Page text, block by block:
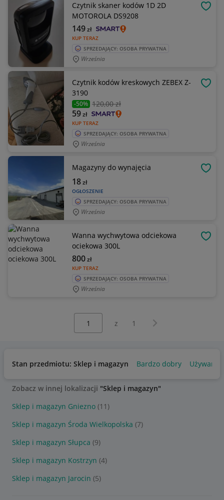
Czytnik skaner kodów 1D 2D
MOTOROLA DS9208
KUP TERAZ
149zł
SPRZEDAJĄCY: OSOBA PRYWATNA
Września
Czytnik kodów kreskowych ZEBEX Z-
3190
-50% 120,00 zł
KUP TERAZ
59zł
SPRZEDAJĄCY: OSOBA PRYWATNA
Września
Magazyny do wynajęcia
OGŁOSZENIE
18zł
SPRZEDAJĄCY: OSOBA PRYWATNA
Września
Wanna wychwytowa odciekowa
ociekowa 300L
KUP TERAZ
800zł
SPRZEDAJĄCY: OSOBA PRYWATNA
Września
z 1 Następna strona
Stan przedmiotu: Sklep i magazyn Bardzo dobry Używany
Zobacz w innej lokalizacji "Sklep i magazyn"
Sklep i magazyn Gniezno (11)
Sklep i magazyn Środa Wielkopolska (7)
Sklep i magazyn Słupca (9)
Sklep i magazyn Kostrzyn (4)
Sklep i magazyn Jarocin (5)